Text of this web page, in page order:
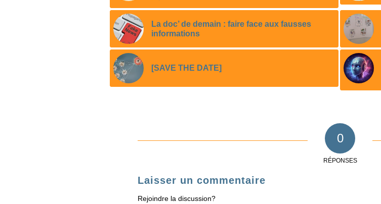
La doc’ de demain : faire face aux fausses
informations
[SAVE THE DATE]
0
RÉPONSES
Laisser un commentaire
Rejoindre la discussion?